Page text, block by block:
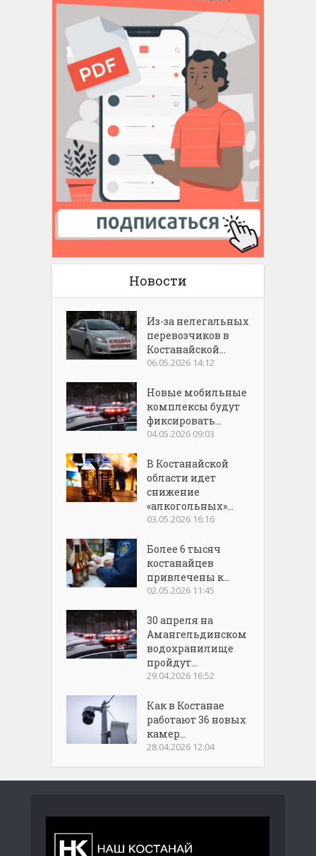
Новости
Из-за нелегальных
перевозчиков в
Костанайской...
06.05.2026 14:12
Новые мобильные
комплексы будут
фиксировать...
04.05.2026 09:03
В Костанайской
области идет
снижение
«алкогольных»...
03.05.2026 16:16
Более 6 тысяч
костанайцев
привлечены к...
02.05.2026 11:45
30 апреля на
Амангельдинском
водохранилище
пройдут...
29.04.2026 16:52
Как в Костанае
работают 36 новых
камер...
28.04.2026 12:04